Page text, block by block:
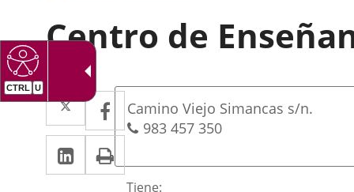
CTRL U
Centro de
Twitter
Enlace
a
una
aplicación
Facebook
Enlace
a
una
aplicación
LinkedIn
Enlace
a
Dirección
Dirección
postal
Camino Viejo Simancas s/n.
Teléfonos
983 457 350
Tiene: